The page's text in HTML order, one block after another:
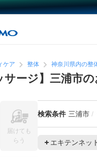
ケア 整体 神奈川県内の整
サージ】三浦市
検索条件 三浦市
エキテンネッ
届けても
らう